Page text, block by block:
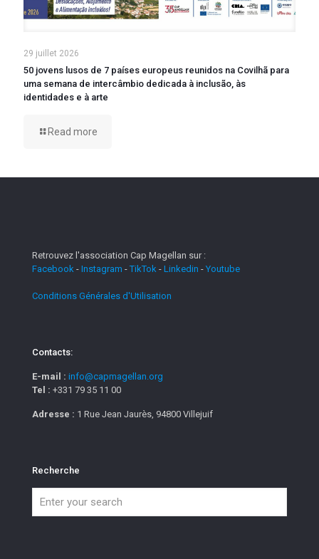
29 juillet 2026
50 jovens lusos de 7 países europeus reunidos na Covilhã para
uma semana de intercâmbio dedicada à inclusão, às
identidades e à arte
Read more
Retrouvez l'association Cap Magellan sur :
Facebook - Instagram -TikTok - Linkedin - Youtube
Conditions Générales d'Utilisation
Contacts:
E-mail : info@capmagellan.org
Tel : +331 79 35 11 00
Adresse : 1 Rue Jean Jaurès, 94800 Villejuif
Recherche